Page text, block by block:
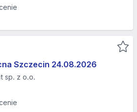
Szczecin 24.08.2026​
sp. z o.o.